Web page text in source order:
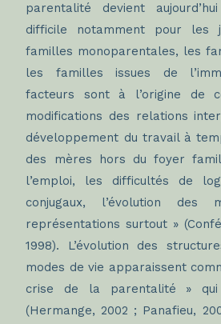
parentalité devient
difficile notamment pour les
familles monoparentales, les
les familles issues de
facteurs sont à l’origine de
modifications des relations
développement du travail à
des mères hors du foyer
l’emploi, les difficultés de
conjugaux, l’évolution des
représentations surtout »
1998). L’évolution des
modes de vie apparaissent
crise de la parentalité » qui
(Hermange, 2002 ; Panafieu,